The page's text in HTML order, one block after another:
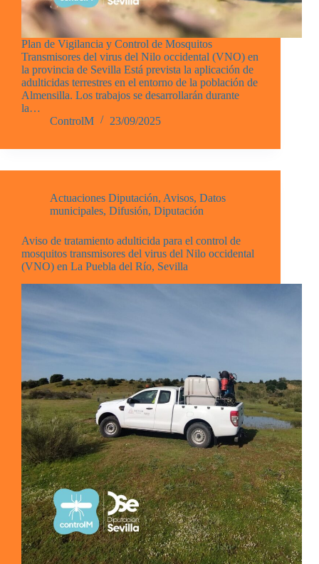
Plan de Vigilancia y Control de Mosquitos
Transmisores del virus del Nilo occidental (VNO) en
la provincia de Sevilla Está prevista la aplicación de
adulticidas terrestres en el entorno de la población de
Almensilla. Los trabajos se desarrollarán durante
la…
ControlM
23/09/2025
Actuaciones Diputación, Avisos, Datos
municipales, Difusión, Diputación
Aviso de tratamiento adulticida para el control de
mosquitos transmisores del virus del Nilo occidental
(VNO) en La Puebla del Río, Sevilla